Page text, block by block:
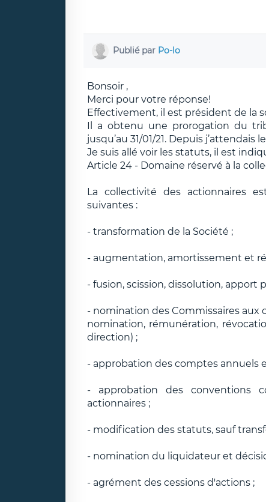
Publié par Po-lo
Bonsoir ,
Merci pour votre réponse!
Effectivement, il est président de la
Il a obtenu une prorogation du
jusqu’au 31/01/21. Depuis
Je suis allé voir les statuts, il est
Article 24 - Domaine réservé à la
La collectivité des actionnaires
suivantes :
- transformation de la Société ;
- augmentation, amortissement et
- fusion, scission, dissolution, apport
- nomination des Commissaires aux
nomination, rémunération,
direction) ;
- approbation des comptes annuels
- approbation des conventions
actionnaires ;
- modification des statuts, sauf
- nomination du liquidateur et
- agrément des cessions d'actions ;